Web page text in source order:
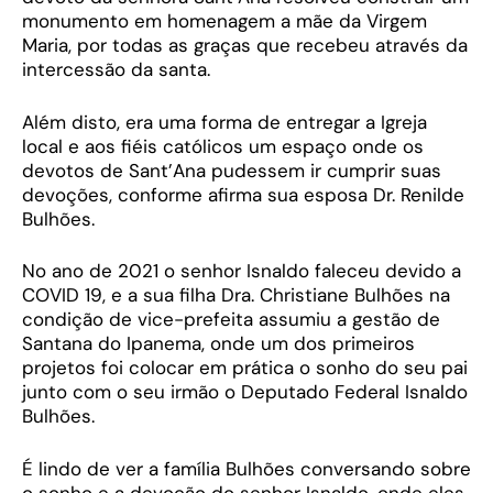
monumento em homenagem a mãe da Virgem
Maria, por todas as graças que recebeu através da
intercessão da santa.
Além disto, era uma forma de entregar a Igreja
local e aos fiéis católicos um espaço onde os
devotos de Sant’Ana pudessem ir cumprir suas
devoções, conforme afirma sua esposa Dr. Renilde
Bulhões.
No ano de 2021 o senhor Isnaldo faleceu devido a
COVID 19, e a sua filha Dra. Christiane Bulhões na
condição de vice-prefeita assumiu a gestão de
Santana do Ipanema, onde um dos primeiros
projetos foi colocar em prática o sonho do seu pai
junto com o seu irmão o Deputado Federal Isnaldo
Bulhões.
É lindo de ver a família Bulhões conversando sobre